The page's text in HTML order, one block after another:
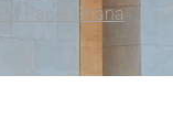
Panel Ghana